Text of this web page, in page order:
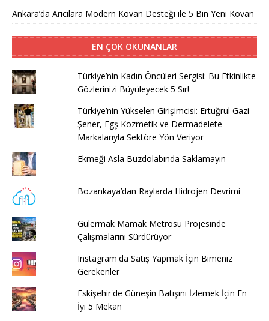
Ankara’da Arıcılara Modern Kovan Desteği ile 5 Bin Yeni Kovan
EN ÇOK OKUNANLAR
Türkiye’nin Kadın Öncüleri Sergisi: Bu Etkinlikte
Gözlerinizi Büyüleyecek 5 Sır!
Türkiye’nin Yükselen Girişimcisi: Ertuğrul Gazi
Şener, Egş Kozmetik ve Dermadelete
Markalarıyla Sektöre Yön Veriyor
Ekmeği Asla Buzdolabında Saklamayın
Bozankaya’dan Raylarda Hidrojen Devrimi
Gülermak Mamak Metrosu Projesinde
Çalışmalarını Sürdürüyor
Instagram'da Satış Yapmak İçin Bimeniz
Gerekenler
Eskişehir'de Güneşin Batışını İzlemek İçin En
İyi 5 Mekan